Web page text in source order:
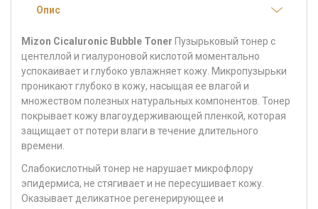
Опис
Mizon Cicaluronic Bubble Toner Пузырьковый тонер с
центеллой и гиалуроновой кислотой моментально
успокаивает и глубоко увлажняет кожу. Микропузырьки
проникают глубоко в кожу, насыщая ее влагой и
множеством полезных натуральных компонентов. Тонер
покрывает кожу влагоудерживающей пленкой, которая
защищает от потери влаги в течение длительного
времени.
Слабокислотный тонер не нарушает микрофлору
эпидермиса, не стягивает и не пересушивает кожу.
Оказывает деликатное регенерирующее и